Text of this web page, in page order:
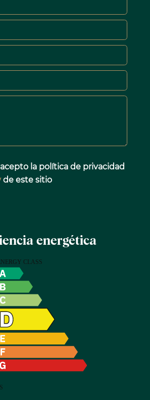
la política de privacidad
de este sitio
energética